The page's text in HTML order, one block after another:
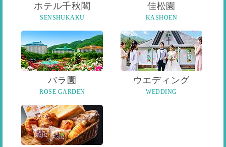
ホテル千秋閣
SENSHUKAKU
佳松園
KASHOEN
バラ園
ROSE GARDEN
ウエディング
WEDDING